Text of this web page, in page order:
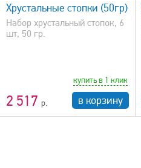
Хрустальные стопки (50гр)
Набор хрустальный стопок, 6
шт, 50 гр.
2 517
купить в 1 клик
в корзину